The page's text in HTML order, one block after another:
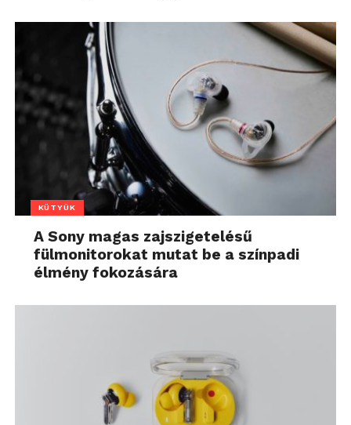
KÜTYÜK
A Sony magas zajszigetelésű
fülmonitorokat mutat be a színpadi
élmény fokozására